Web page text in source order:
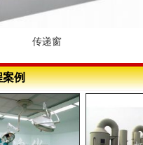
传递窗
案例